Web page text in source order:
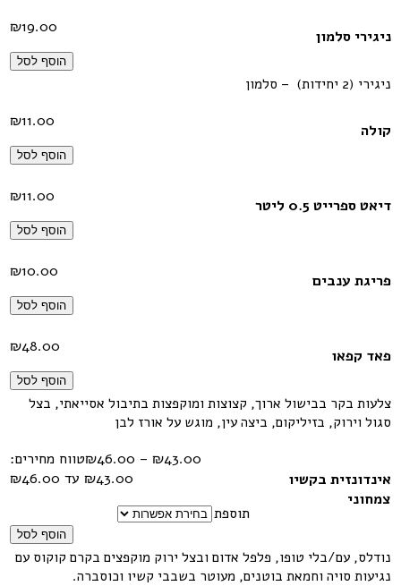
ניגירי סלמון ₪19.00
הוסף לסל
ניגירי (2 יחידות) – סלמון
קולה ₪11.00
הוסף לסל
דיאט ספרייט 0.5 ליטר ₪11.00
הוסף לסל
פריגת ענבים ₪10.00
הוסף לסל
פאד קפאו ₪48.00
הוסף לסל
צלעות בקר בבישול ארוך, קצוצות ומוקפצות בתיבול אסייאתי, בצל
סגול וירוק, בזיליקום, ביצה עין, מוגש על אורז לבן
אינדונזית בקשיו
צמחוני
₪43.00
–
₪46.00
טווח מחירים:
תוספת
הוסף לסל
נודלס, עם/בלי טופו, פלפל אדום ובצל ירוק מוקפצים בקרם קוקוס עם
נגיעות סויה וחמאת בוטנים, מעוטר בשבבי קשיו וכוסברה.